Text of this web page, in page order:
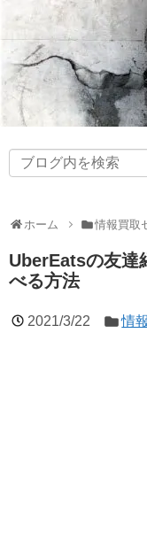
ホーム 情報買取
UberEatsの友達
べる方法
2021/3/22 情